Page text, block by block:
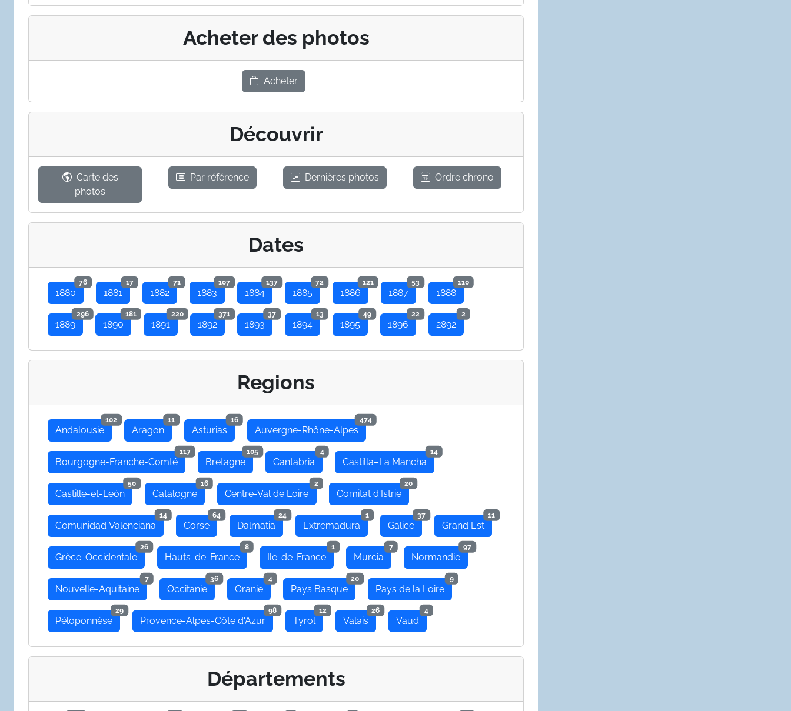
Acheter des photos
Acheter
Découvrir
Carte des
photos
Par référence Dernières photos Ordre chrono
Dates
1880
76
1881
17
1882
71
1883
107
1884
137
1885
72
1886
121
1887
53
1888
110
1889
296
1890
181
1891
220
1892
371
1893
37
1894
13
1895
49
1896
22
2892
2
Regions
Andalousie
102
Aragon
11
Asturias
16
Auvergne-Rhône-Alpes
474
Bourgogne-Franche-Comté
117
Bretagne
105
Cantabria
4
Castilla–La Mancha
14
Castille-et-León
50
Catalogne
16
Centre-Val de Loire
2
Comitat d'Istrie
20
Comunidad Valenciana
14
Corse
64
Dalmatia
24
Extremadura
1
Galice
37
Grand Est
11
Grèce-Occidentale
26
Hauts-de-France
8
Ile-de-France
1
Murcia
7
Normandie
97
Nouvelle-Aquitaine
7
Occitanie
36
Oranie
4
Pays Basque
20
Pays de la Loire
9
Péloponnèse
29
Provence-Alpes-Côte d'Azur
98
Tyrol
12
Valais
26
Vaud
4
Départements